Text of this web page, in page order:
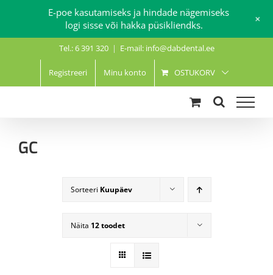
Tel.: 6 391 320 | E-mail: info@dabdental.ee
Registreeri Minu konto OSTUKORV
GC
Sorteeri Kuupäev
Näita 12 toodet
E-poe kasutamiseks ja hindade nägemiseks
logi sisse või hakka püsikliendks.
+